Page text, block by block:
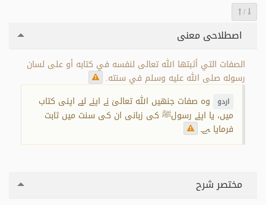
/
اصطلاحی معنی
الصفات التي أثبتها الله تعالى لنفسه في كتابه أو على لسان
رسوله صلى الله عليه وسلم في سنته.
اردو
وہ صفات جنھیں اللہ تعالیٰ نے اپنے لیے اپنی کتاب
میں، یا اپنے رسولﷺ کی زبانی ان کی سنت میں ثابت
فرمایا ہے۔
مختصر شرح